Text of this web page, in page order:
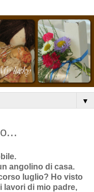
▼
angolino di casa.
luglio? Ho visto
lavori di mio padre,